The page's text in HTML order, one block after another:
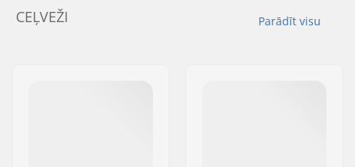
Parādīt visu
CEĻVEŽI